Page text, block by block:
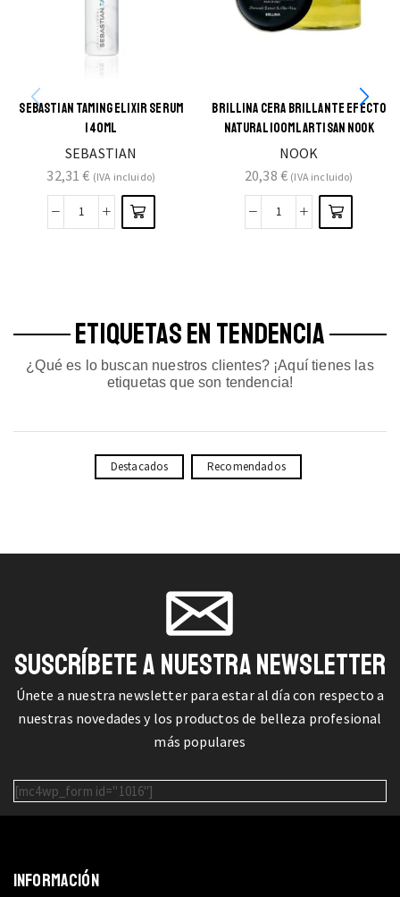
SEBASTIAN TAMING ELIXIR SERUM
140ML
SEBASTIAN
32,31€ (IVA incluido)
BRILLINA CERA BRILLANTE EFECTO
NATURAL 100ML ARTISAN NOOK
NOOK
20,38 € (IVA incluido)
ETIQUETAS EN TENDENCIA
¿Qué es lo buscan nuestros clientes? ¡Aquí tienes las
etiquetas que son tendencia!
Destacados Recomendados
SUSCRÍBETE A NUESTRA NEWSLETTER
Únete a nuestra newsletter para estar al día con respecto a
nuestras novedades y los productos de belleza profesional
más populares
[mc4wp_form id="1016"]
INFORMACIÓN